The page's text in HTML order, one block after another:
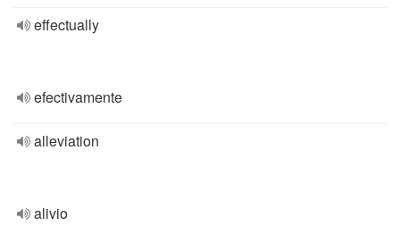
effectually
efectivamente
alleviation
alivio